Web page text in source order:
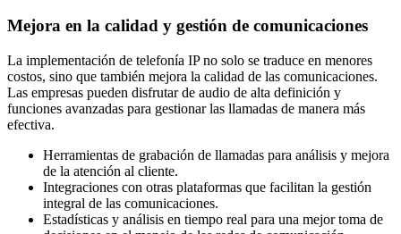
Mejora en la calidad y gestión de comunicaciones
La implementación de telefonía IP no solo se traduce en menores
costos, sino que también mejora la calidad de las comunicaciones.
Las empresas pueden disfrutar de audio de alta definición y
funciones avanzadas para gestionar las llamadas de manera más
efectiva.
Herramientas de grabación de llamadas para análisis y mejora
de la atención al cliente.
Integraciones con otras plataformas que facilitan la gestión
integral de las comunicaciones.
Estadísticas y análisis en tiempo real para una mejor toma de